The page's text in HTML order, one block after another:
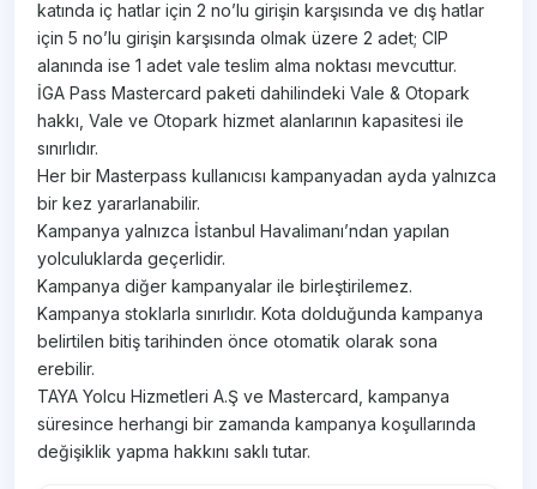
katında iç hatlar için 2 no’lu girişin karşısında ve dış hatlar
için 5 no’lu girişin karşısında olmak üzere 2 adet; CIP
alanında ise 1 adet vale teslim alma noktası mevcuttur.
İGA Pass Mastercard paketi dahilindeki Vale & Otopark
hakkı, Vale ve Otopark hizmet alanlarının kapasitesi ile
sınırlıdır.
Her bir Masterpass kullanıcısı kampanyadan ayda yalnızca
bir kez yararlanabilir.
Kampanya yalnızca İstanbul Havalimanı’ndan yapılan
yolculuklarda geçerlidir.
Kampanya diğer kampanyalar ile birleştirilemez.
Kampanya stoklarla sınırlıdır. Kota dolduğunda kampanya
belirtilen bitiş tarihinden önce otomatik olarak sona
erebilir.
TAYA Yolcu Hizmetleri A.Ş ve Mastercard, kampanya
süresince herhangi bir zamanda kampanya koşullarında
değişiklik yapma hakkını saklı tutar.